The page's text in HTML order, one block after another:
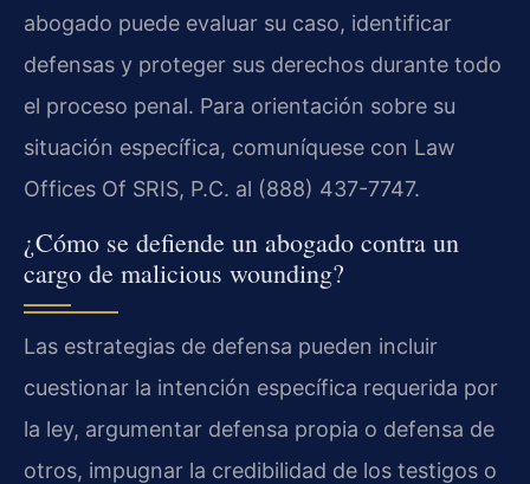
abogado puede evaluar su caso, identificar
defensas y proteger sus derechos durante todo
el proceso penal. Para orientación sobre su
situación específica, comuníquese con Law
Offices Of SRIS, P.C. al (888) 437-7747.
¿Cómo se defiende un abogado contra un
cargo de malicious wounding?
Las estrategias de defensa pueden incluir
cuestionar la intención específica requerida por
la ley, argumentar defensa propia o defensa de
otros, impugnar la credibilidad de los testigos o